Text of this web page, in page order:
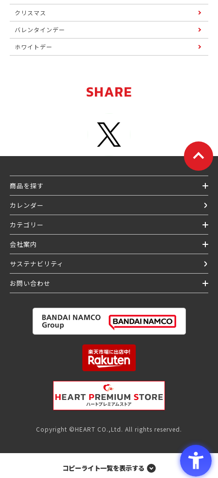
クリスマス
バレンタインデー
ホワイトデー
SHARE
商品を探す
カレンダー
カテゴリー
会社案内
サステナビリティ
お問い合わせ
Copyright ©HEART CO.,Ltd. All rights reserved.
コピーライト一覧を表示する